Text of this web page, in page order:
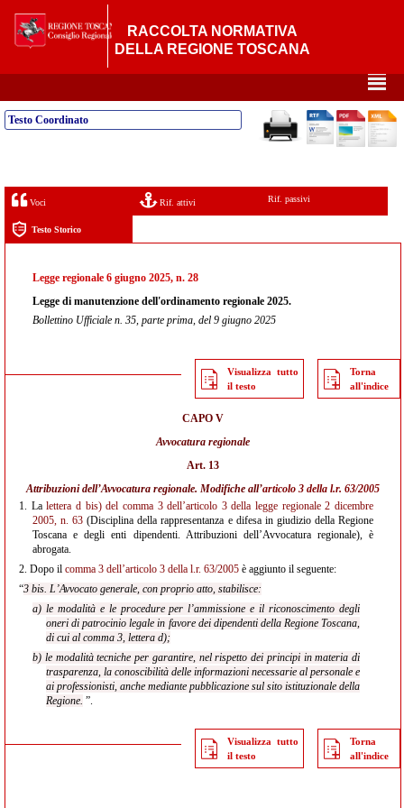
RACCOLTA NORMATIVA
DELLA REGIONE TOSCANA
²
Testo Coordinato
Voci Rif. attivi Rif. passivi
Testo Storico
Legge regionale 6 giugno 2025, n. 28
Legge di manutenzione dell'ordinamento regionale 2025.
Bollettino Ufficiale n. 35, parte prima, del 9 giugno 2025
Visualizza tutto
il testo
Torna
all'indice
CAPO V
Avvocatura regionale
Art. 13
Attribuzioni dell’Avvocatura regionale. Modifiche all’articolo 3 della l.r. 63/2005
1. Lalettera d bis) del comma 3 dell’articolo 3 della legge regionale 2 dicembre
2005, n. 63 (Disciplina della rappresentanza e difesa in giudizio della Regione
Toscana e degli enti dipendenti. Attribuzioni dell’Avvocatura regionale), è
abrogata.
2. Dopo il comma 3 dell’articolo 3 della l.r. 63/2005 è aggiunto il seguente:
“3 bis. L’Avvocato generale, con proprio atto, stabilisce:
a) le modalità e le procedure per l’ammissione e il riconoscimento degli
oneri di patrocinio legale in favore dei dipendenti della Regione Toscana,
di cui al comma 3, lettera d);
b) le modalità tecniche per garantire, nel rispetto dei principi in materia di
trasparenza, la conoscibilità delle informazioni necessarie al personale e
ai professionisti, anche mediante pubblicazione sul sito istituzionale della
Regione. ”.
Visualizza tutto
il testo
Torna
all'indice